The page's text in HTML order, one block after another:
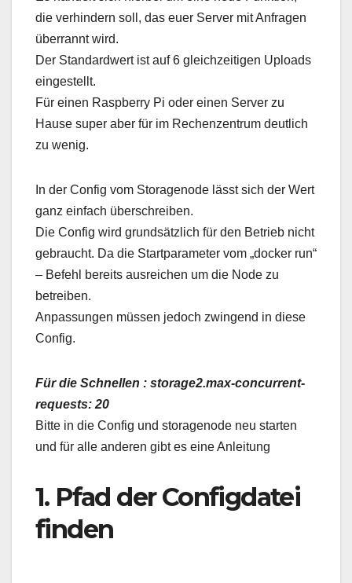
die verhindern soll, das euer Server mit Anfragen
überrannt wird.
Der Standardwert ist auf 6 gleichzeitigen Uploads
eingestellt.
Für einen Raspberry Pi oder einen Server zu
Hause super aber für im Rechenzentrum deutlich
zu wenig.
In der Config vom Storagenode lässt sich der Wert
ganz einfach überschreiben.
Die Config wird grundsätzlich für den Betrieb nicht
gebraucht. Da die Startparameter vom „docker run“
– Befehl bereits ausreichen um die Node zu
betreiben.
Anpassungen müssen jedoch zwingend in diese
Config.
Für die Schnellen : storage2.max-concurrent-
requests: 20
Bitte in die Config und storagenode neu starten
und für alle anderen gibt es eine Anleitung
1. Pfad der Configdatei
finden